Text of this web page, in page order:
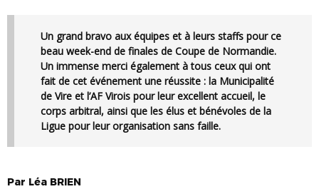
Un grand bravo aux équipes et à leurs staffs pour ce
beau week-end de finales de Coupe de Normandie.
Un immense merci également à tous ceux qui ont
fait de cet événement une réussite : la Municipalité
de Vire et l’AF Virois pour leur excellent accueil, le
corps arbitral, ainsi que les élus et bénévoles de la
Ligue pour leur organisation sans faille.
Par Léa BRIEN